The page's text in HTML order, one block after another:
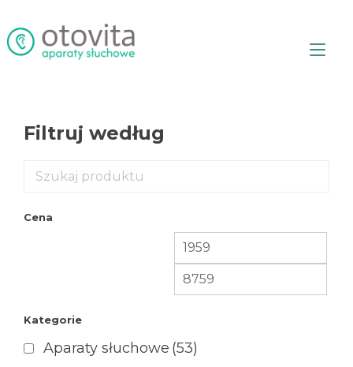
treści
Filtruj według
Cena
Kategorie
Aparaty słuchowe (53)